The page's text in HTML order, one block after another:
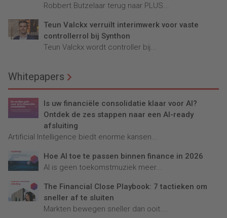
Robbert Butzelaar terug naar PLUS...
Teun Valckx verruilt interimwerk voor vaste
controllerrol bij Synthon
Teun Valckx wordt controller bij...
Whitepapers
Is uw financiële consolidatie klaar voor AI?
Ontdek de zes stappen naar een AI-ready
afsluiting
Artificial Intelligence biedt enorme kansen...
Hoe AI toe te passen binnen finance in 2026
AI is geen toekomstmuziek meer...
The Financial Close Playbook: 7 tactieken om
sneller af te sluiten
Markten bewegen sneller dan ooit....